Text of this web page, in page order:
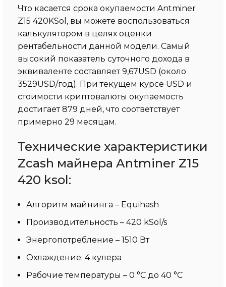
Что касается срока окупаемости Antminer
Z15 420KSol, вы можете воспользоваться
калькулятором в целях оценки
рентабельности данной модели. Самый
высокий показатель суточного дохода в
эквиваленте составляет 9,67USD (около
3529USD/год). При текущем курсе USD и
стоимости криптовалюты окупаемость
достигает 879 дней, что соответствует
примерно 29 месяцам.
Технические характеристики
Zcash майнера Antminer Z15
420 ksol:
Алгоритм майнинга – Equihash
Производительность – 420 kSol/s
Энергопотребление – 1510 Вт
Охлаждение: 4 кулера
Рабочие температуры – 0 °C до 40 °C